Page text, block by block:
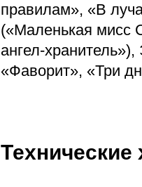
правилам», «В
(«Маленькая мисс
ангел-
«Фаворит», «Три
Технические